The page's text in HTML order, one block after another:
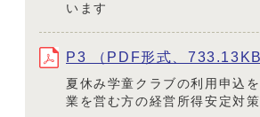
います
P3 （PDF形式、733.13KB
夏休み学童クラブの利用申込
業を営む方の経営所得安定対